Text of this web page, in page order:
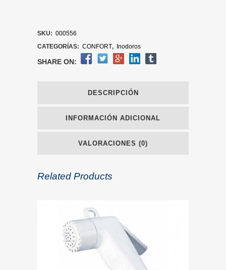
SKU: 000556
CATEGORÍAS: CONFORT, Inodoros
SHARE ON:
DESCRIPCIÓN
INFORMACIÓN ADICIONAL
VALORACIONES (0)
Related Products